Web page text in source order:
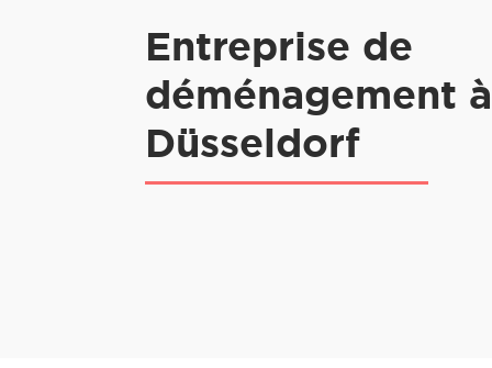
Entreprise de
déménagement à
Düsseldorf